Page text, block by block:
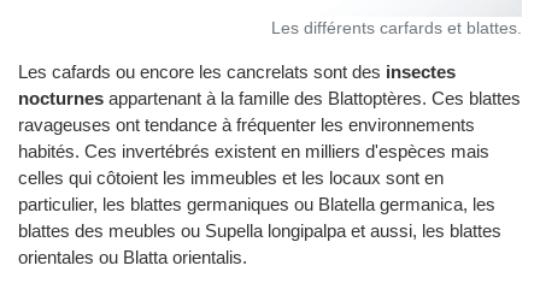
Les différents carfards et blattes.
Les cafards ou encore les cancrelats sont des insectes
nocturnes appartenant à la famille des Blattoptères. Ces blattes
ravageuses ont tendance à fréquenter les environnements
habités. Ces invertébrés existent en milliers d'espèces mais
celles qui côtoient les immeubles et les locaux sont en
particulier, les blattes germaniques ou Blatella germanica, les
blattes des meubles ou Supella longipalpa et aussi, les blattes
orientales ou Blatta orientalis.